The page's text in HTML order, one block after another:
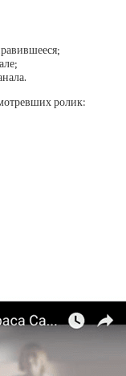
ролик: